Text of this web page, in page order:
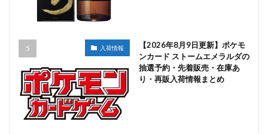
入荷情報
【2026年8月9日更新】ポケモ
ンカード ストームエメラルダの
抽選予約・先着販売・在庫あ
り・再販入荷情報まとめ